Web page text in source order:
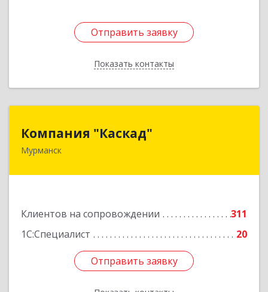
Отправить заявку
Показать контакты
Отправить заявку
Назад
Компания "Каскад"
Мурманск
Клиентов на сопровождении
311
1С:Специалист
20
Отправить заявку
183038, Мурманская обл, Мурманск г, Бабикова
Отправить заявку